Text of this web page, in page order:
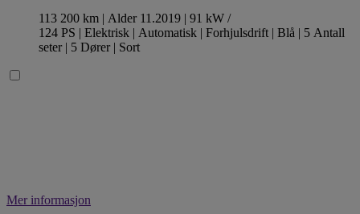
113 200 km | Alder 11.2019 | 91 kW /
124 PS | Elektrisk | Automatisk | Forhjulsdrift | Blå | 5 Antall
seter| 5 Dører| Sort
Mer informasjon